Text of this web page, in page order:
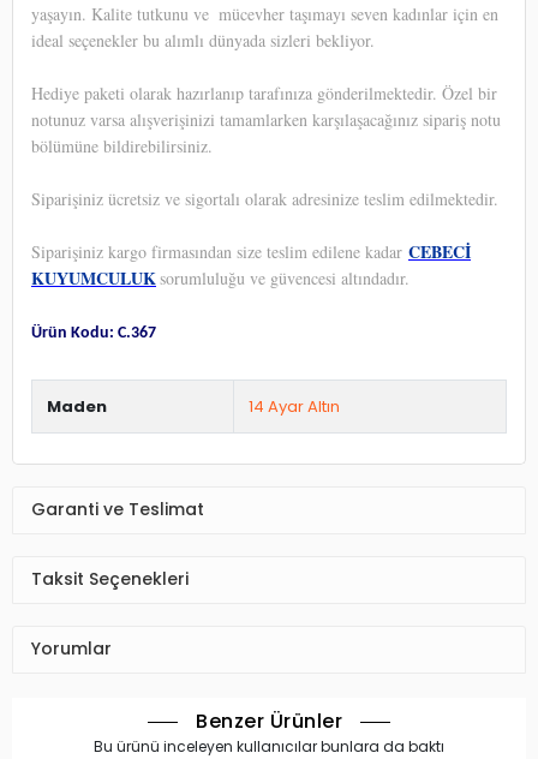
yaşayın. Kalite tutkunu ve mücevher taşımayı seven kadınlar için en
ideal seçenekler bu alımlı dünyada sizleri bekliyor.
Hediye paketi olarak hazırlanıp tarafınıza gönderilmektedir. Özel bir
notunuz varsa alışverişinizi tamamlarken karşılaşacağınız sipariş notu
bölümüne bildirebilirsiniz.
Siparişiniz ücretsiz ve sigortalı olarak adresinize teslim edilmektedir.
Siparişiniz kargo firmasından size teslim edilene kadar CEBECİ
KUYUMCULUKsorumluluğu ve güvencesi altındadır.
Ürün Kodu: C.367
Maden 14 Ayar Altın
Garanti ve Teslimat
Taksit Seçenekleri
Yorumlar
Benzer Ürünler
Bu ürünü inceleyen kullanıcılar bunlara da baktı